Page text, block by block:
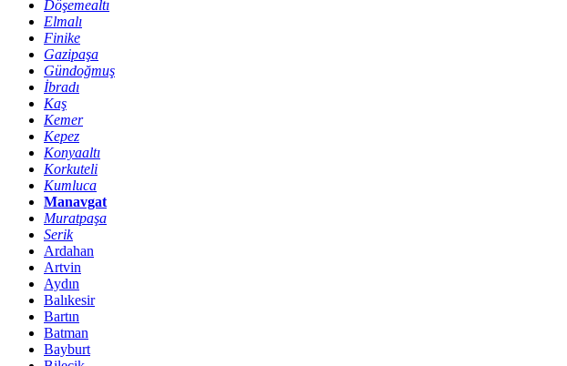
Döşemealtı
Elmalı
Finike
Gazipaşa
Gündoğmuş
İbradı
Kaş
Kemer
Kepez
Konyaaltı
Korkuteli
Kumluca
Manavgat
Muratpaşa
Serik
Ardahan
Artvin
Aydın
Balıkesir
Bartın
Batman
Bayburt